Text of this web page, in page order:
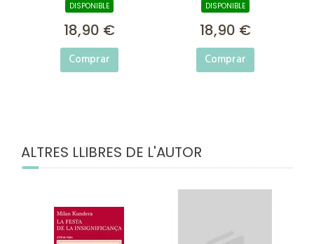
DISPONIBLE
18,90 €
Comprar
DISPONIBLE
18,90 €
Comprar
ALTRES LLIBRES DE L'AUTOR